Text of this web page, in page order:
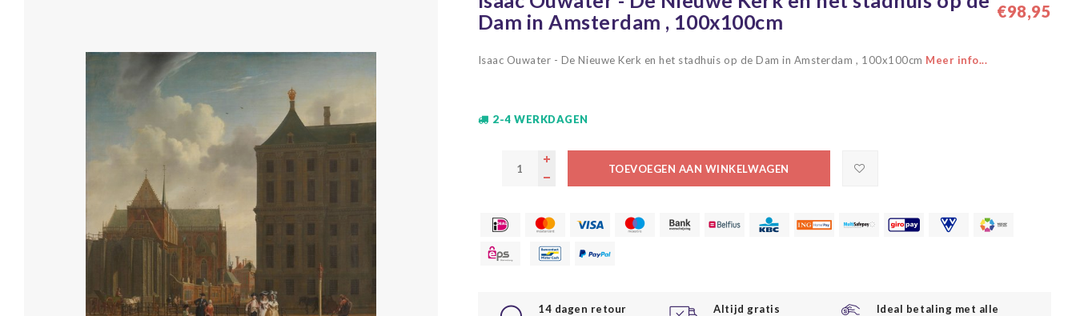
Dam in Amsterdam , 100x100cm
€98,95
Isaac Ouwater - De Nieuwe Kerk en het stadhuis op de Dam in Amsterdam , 100x100cm Meer info...
2-4 WERKDAGEN
TOEVOEGEN AAN WINKELWAGEN
14 dagen retour
Altijd gratis
Ideal betaling met alle